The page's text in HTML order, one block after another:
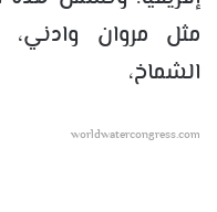
مثل مروان
الشماخ،
worldwatercongress.com